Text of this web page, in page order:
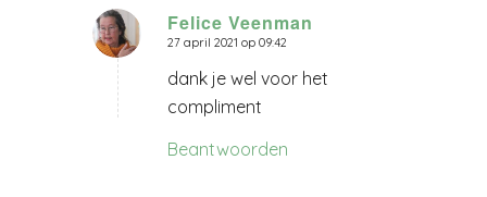
Felice Veenman
zegt:
27 april 2021 op 09:42
dank je wel voor het
compliment
Beantwoorden